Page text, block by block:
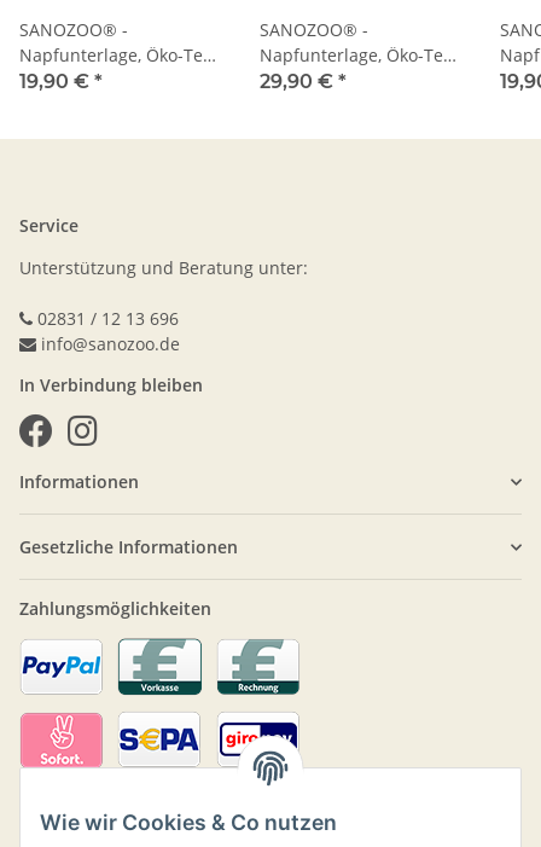
Wie wir Cookies & Co nutzen
SANOZOO® -
Napfunterlage, Öko-Tex,
Tropfen
19,90 € *
SANOZOO® -
Napfunterlage, Öko-Tex,
Herz
29,90 € *
Blatt
Service
Unterstützung und Beratung unter:
02831 / 12 13 696
info@sanozoo.de
In Verbindung bleiben
Informationen
Gesetzliche Informationen
Zahlungsmöglichkeiten